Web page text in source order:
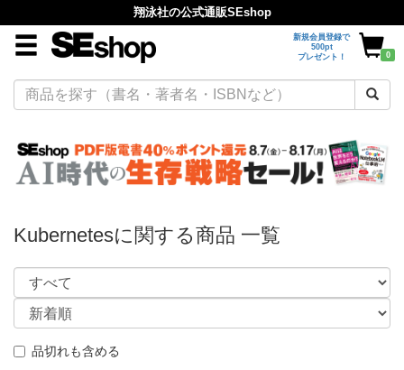
翔泳社の公式通販SEshop
新規会員登録で
500pt
プレゼント！
0
Kubernetesに関する商品 一覧
品切れも含める